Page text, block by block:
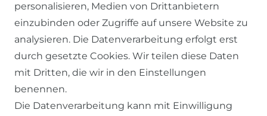
AGB
WIDERRUFSRECHT
DATENSCHUTZERKLÄRUNG
IMPRESSUM
personalisieren, Medien von Drittanbietern
einzubinden oder Zugriffe auf unsere Website zu
analysieren. Die Datenverarbeitung erfolgt erst
durch gesetzte Cookies. Wir teilen diese Daten
mit Dritten, die wir in den Einstellungen
benennen.
Die Datenverarbeitung kann mit Einwilligung